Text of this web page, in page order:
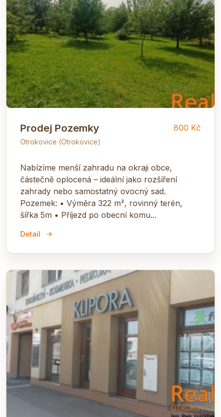
Prodej Pozemky
Otrokovice (Otrokovice)
800 Kč
Nabízíme menší zahradu na okraji obce,
částečně oplocená – ideální jako rozšíření
zahrady nebo samostatný ovocný sad.
Pozemek: • Výměra 322 m², rovinný terén,
šířka 5m • Příjezd po obecní komu...
Detail